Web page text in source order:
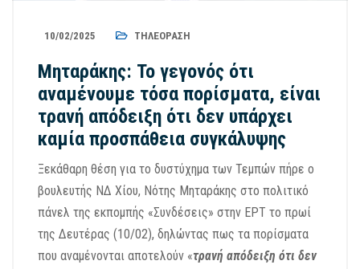
10/02/2025 ΤΗΛΕΌΡΑΣΗ
Μηταράκης: Το γεγονός ότι
αναμένουμε τόσα πορίσματα, είναι
τρανή απόδειξη ότι δεν υπάρχει
καμία προσπάθεια συγκάλυψης
Ξεκάθαρη θέση για το δυστύχημα των Τεμπών πήρε ο
βουλευτής ΝΔ Χίου, Νότης Μηταράκης στο πολιτικό
πάνελ της εκπομπής «Συνδέσεις» στην ΕΡΤ το πρωί
της Δευτέρας (10/02), δηλώντας πως τα πορίσματα
που αναμένονται αποτελούν «τρανή απόδειξη ότι δεν